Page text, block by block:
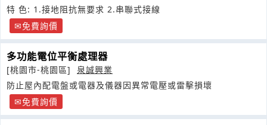
特 色: 1.接地阻抗無要求 2.串聯式接線
免費詢價
多功能電位平衡處理器
[桃園市-桃園區]
泉誠興業
防止屋內配電盤或電器及儀器因異常電壓或雷擊損壞
免費詢價